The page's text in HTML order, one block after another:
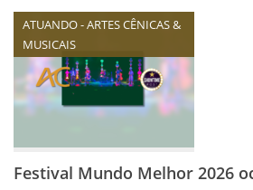
ATUANDO - ARTES CÊNICAS &
MUSICAIS
Festival Mundo Melhor 2026